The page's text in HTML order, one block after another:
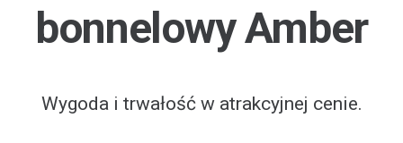
bonnelowy Amber
Wygoda i trwałość w atrakcyjnej cenie.